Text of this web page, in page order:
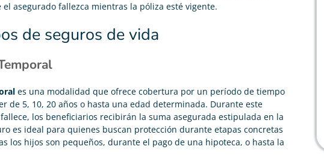
asegurado fallezca mientras la póliza esté vigente.
de seguros de vida
es una modalidad que ofrece cobertura por un período de tiempo
de 5, 10, 20 años o hasta una edad determinada. Durante este
los beneficiarios recibirán la suma asegurada estipulada en la
es ideal para quienes buscan protección durante etapas concretas
los hijos son pequeños, durante el pago de una hipoteca, o hasta la